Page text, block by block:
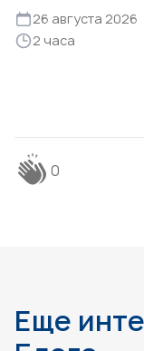
26 августа 2026
2 часа
0
Еще